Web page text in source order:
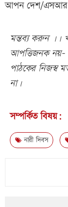
আপন দেশ/এসআর
মন্তব্য করুন ।।
আপত্তিজনক নয়-
পাঠকের
না।
সম্পর্কিত বিষয়:
নারী দিবস